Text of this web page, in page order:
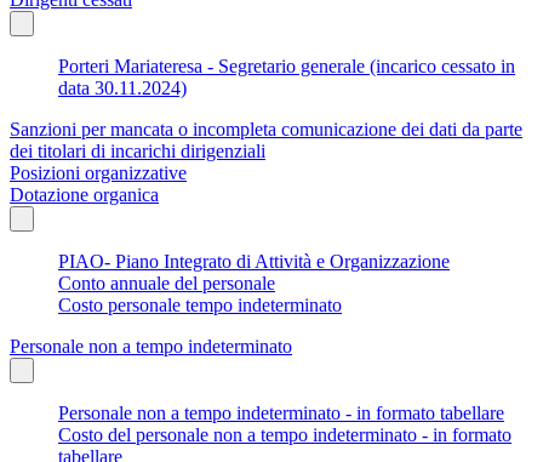
Porteri Mariateresa - Segretario generale (incarico cessato in
data 30.11.2024)
Sanzioni per mancata o incompleta comunicazione dei dati da parte
dei titolari di incarichi dirigenziali
Posizioni organizzative
Dotazione organica
PIAO- Piano Integrato di Attività e Organizzazione
Conto annuale del personale
Costo personale tempo indeterminato
Personale non a tempo indeterminato
Personale non a tempo indeterminato - in formato tabellare
Costo del personale non a tempo indeterminato - in formato
tabellare